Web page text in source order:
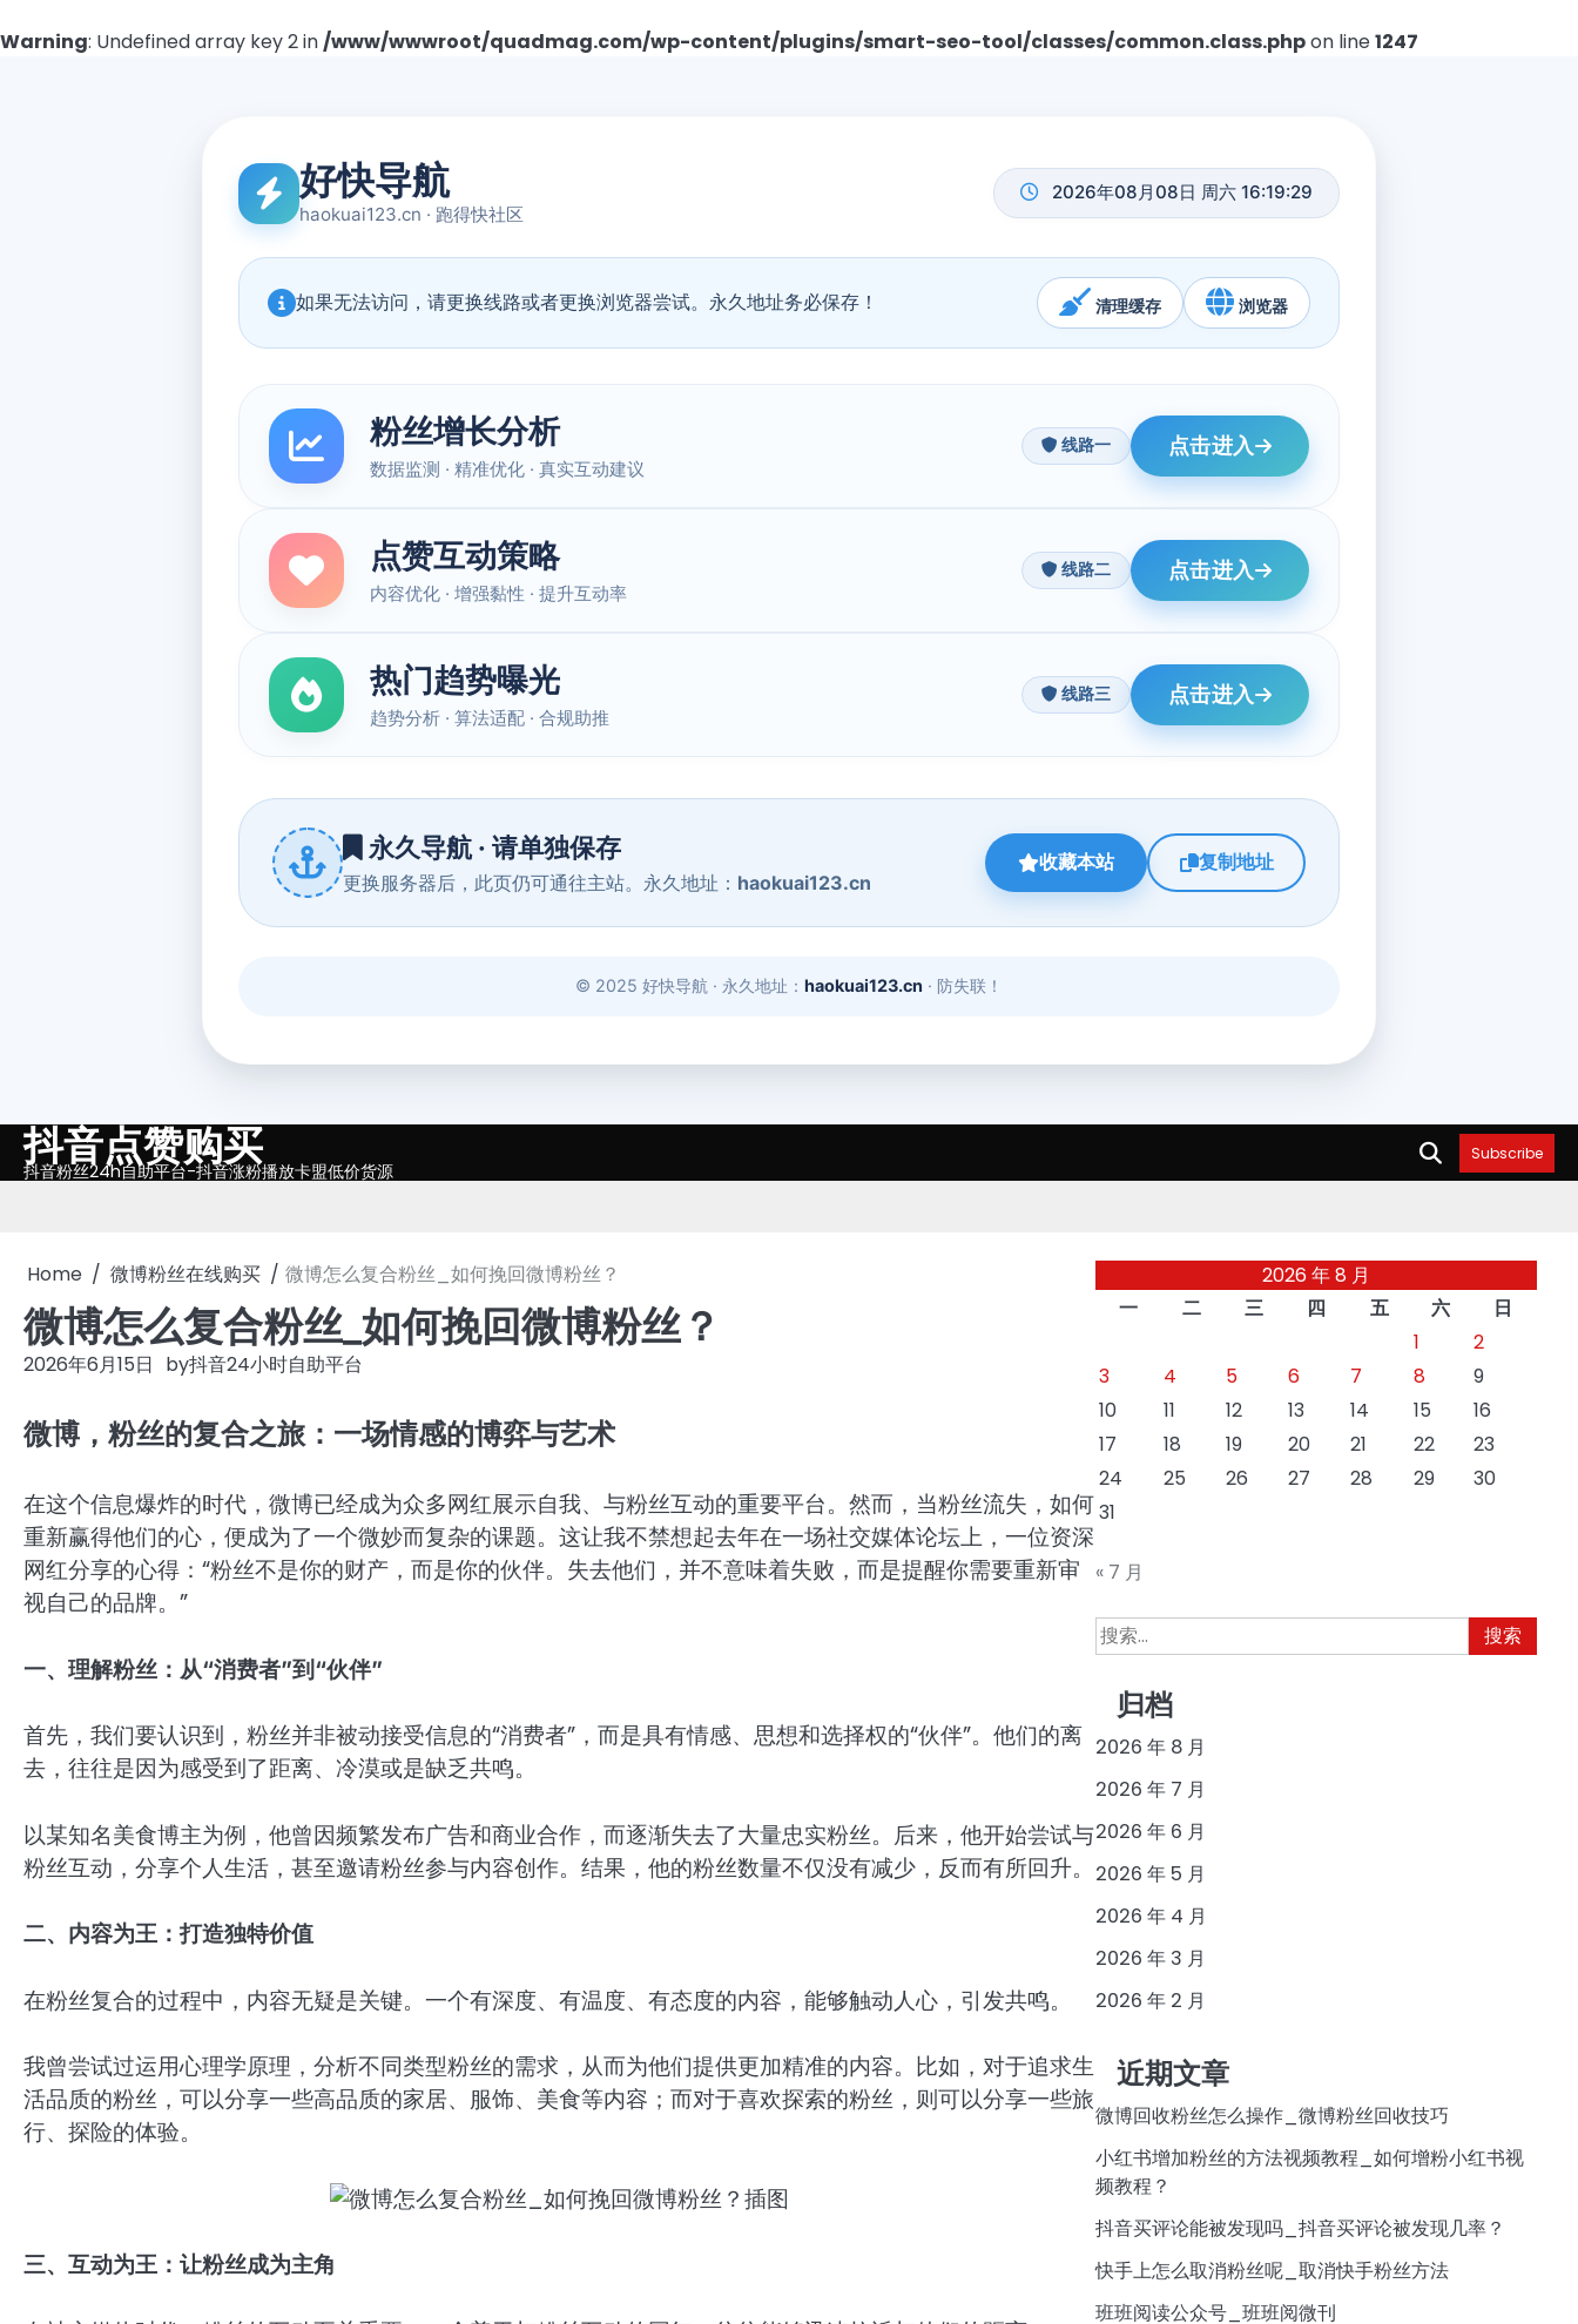
Warning: Undefined array key 2 in/www/wwwroot/quadmag.com/wp-content/plugins/smart-seo-tool/classes/common.class.phpon line1247
Skip抖音点赞购买
抖音粉丝24h自助平台-抖音涨粉播放卡盟低价货源
Subscribe
Home 微博粉丝在线购买 微博怎么复合粉丝_如何挽回微博粉丝？
微博怎么复合粉丝_如何挽回微博粉丝？
2026年6月15日 by抖音24小时自助平台
微博，粉丝的复合之旅：一场情感的博弈与艺术
在这个信息爆炸的时代，微博已经成为众多网红展示自我、与粉丝互动的重要平台。然而，当粉丝流失，如何
重新赢得他们的心，便成为了一个微妙而复杂的课题。这让我不禁想起去年在一场社交媒体论坛上，一位资深
网红分享的心得：“粉丝不是你的财产，而是你的伙伴。失去他们，并不意味着失败，而是提醒你需要重新审
视自己的品牌。”
一、理解粉丝：从“消费者”到“伙伴”
首先，我们要认识到，粉丝并非被动接受信息的“消费者”，而是具有情感、思想和选择权的“伙伴”。他们的离
去，往往是因为感受到了距离、冷漠或是缺乏共鸣。
以某知名美食博主为例，他曾因频繁发布广告和商业合作，而逐渐失去了大量忠实粉丝。后来，他开始尝试与
粉丝互动，分享个人生活，甚至邀请粉丝参与内容创作。结果，他的粉丝数量不仅没有减少，反而有所回升。
二、内容为王：打造独特价值
在粉丝复合的过程中，内容无疑是关键。一个有深度、有温度、有态度的内容，能够触动人心，引发共鸣。
我曾尝试过运用心理学原理，分析不同类型粉丝的需求，从而为他们提供更加精准的内容。比如，对于追求生
活品质的粉丝，可以分享一些高品质的家居、服饰、美食等内容；而对于喜欢探索的粉丝，则可以分享一些旅
行、探险的体验。
三、互动为王：让粉丝成为主角
2026 年 8 月
一
二 三 四 五 六
日
1
2
3
4 5 6 7 8
9
10
11 12 13 14 15
16
17
18 19 20 21 22
23
24
25 26 27 28 29
30
31
« 7 月
搜
索：
归档
2026 年 8 月
2026 年 7 月
2026 年 6 月
2026 年 5 月
2026 年 4 月
2026 年 3 月
2026 年 2 月
近期文章
微博回收粉丝怎么操作_微博粉丝回收技巧
小红书增加粉丝的方法视频教程_如何增粉小红书视
频教程？
抖音买评论能被发现吗_抖音买评论被发现几率？
快手上怎么取消粉丝呢_取消快手粉丝方法
班班阅读公众号_班班阅微刊